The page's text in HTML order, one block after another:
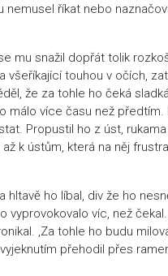
říkat nebo
mu snažil dopřát tolik
všeříkající touhou v očích,
že za tohle ho čeká
více času než předtím.
Propustil ho z úst,
k ústům, která na něj
ho líbal, div že ho
víc, než
‚Za tohle ho budu
přehodil přes